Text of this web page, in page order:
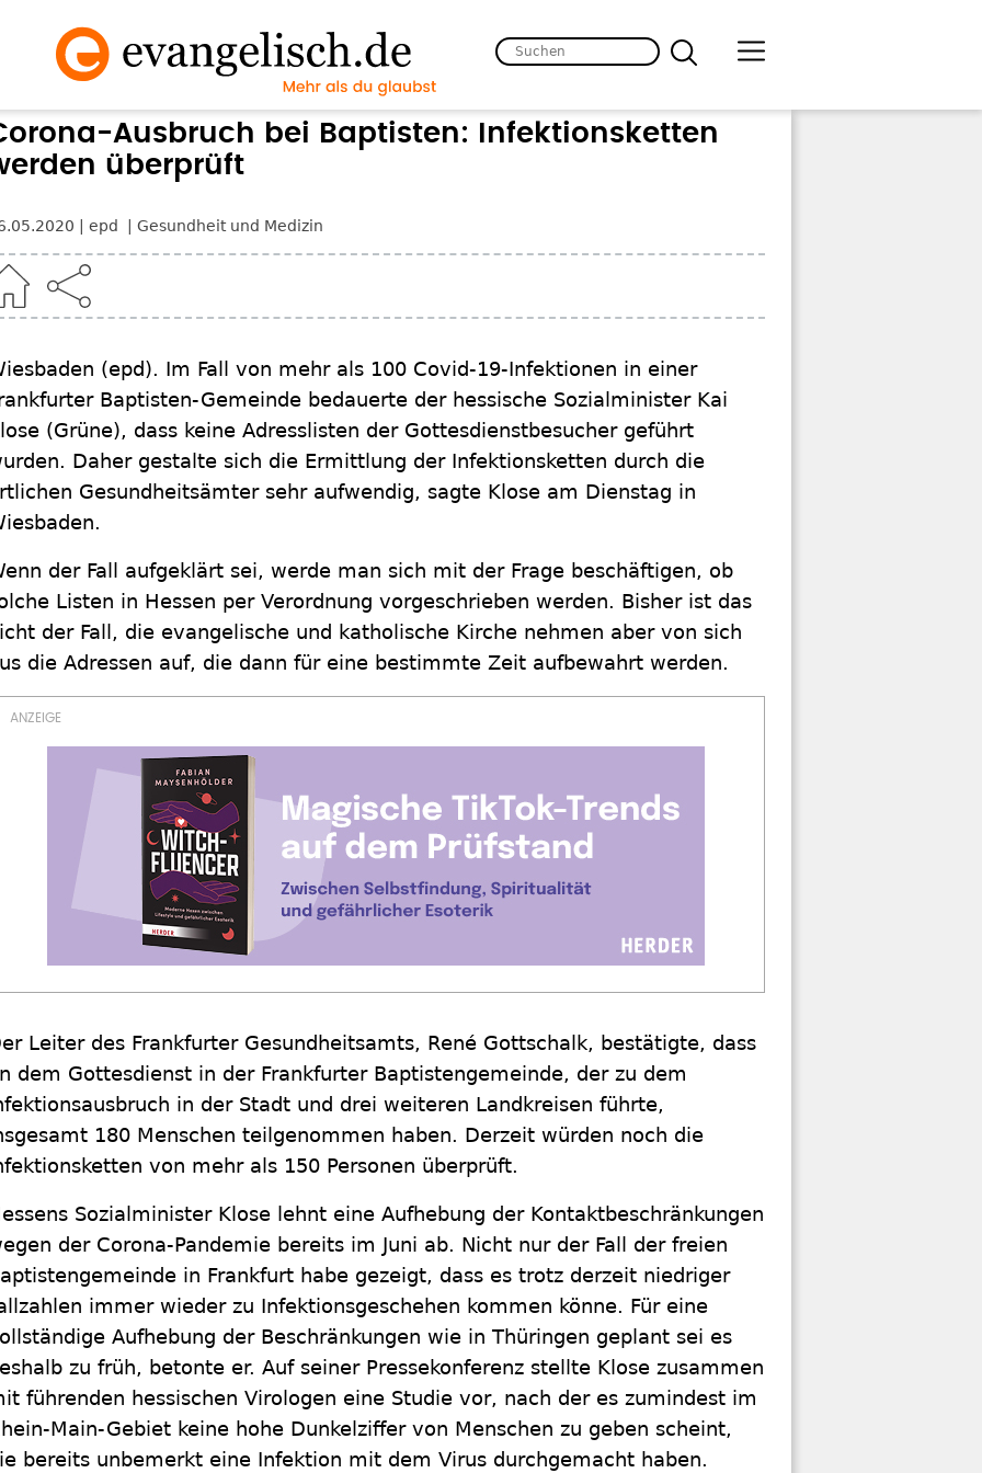
Ausbruch bei Baptisten: Infektionsketten
überprüft
epd Gesundheit und Medizin
(epd). Im Fall von mehr als 100 Covid-19-Infektionen in einer
Baptisten-Gemeinde bedauerte der hessische Sozialminister Kai
(Grüne), dass keine Adresslisten der Gottesdienstbesucher geführt
Daher gestalte sich die Ermittlung der Infektionsketten durch die
Gesundheitsämter sehr aufwendig, sagte Klose am Dienstag in
der Fall aufgeklärt sei, werde man sich mit der Frage beschäftigen, ob
Listen in Hessen per Verordnung vorgeschrieben werden. Bisher ist das
der Fall, die evangelische und katholische Kirche nehmen aber von sich
die Adressen auf, die dann für eine bestimmte Zeit aufbewahrt werden.
Leiter des Frankfurter Gesundheitsamts, René Gottschalk, bestätigte, dass
dem Gottesdienst in der Frankfurter Baptistengemeinde, der zu dem
in der Stadt und drei weiteren Landkreisen führte,
180 Menschen teilgenommen haben. Derzeit würden noch die
von mehr als 150 Personen überprüft.
Sozialminister Klose lehnt eine Aufhebung der Kontaktbeschränkungen
der Corona-Pandemie bereits im Juni ab. Nicht nur der Fall der freien
in Frankfurt habe gezeigt, dass es trotz derzeit niedriger
immer wieder zu Infektionsgeschehen kommen könne. Für eine
Aufhebung der Beschränkungen wie in Thüringen geplant sei es
zu früh, betonte er. Auf seiner Pressekonferenz stellte Klose zusammen
führenden hessischen Virologen eine Studie vor, nach der es zumindest im
Main-Gebiet keine hohe Dunkelziffer von Menschen zu geben scheint,
bereits unbemerkt eine Infektion mit dem Virus durchgemacht haben.